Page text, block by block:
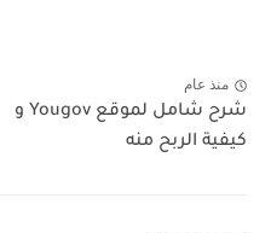
منذ عام
شرح شامل لموقع Yougov و
كيفية الربح منه